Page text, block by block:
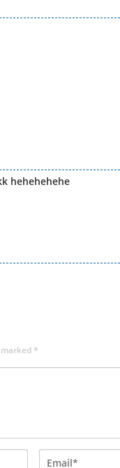
hehehehehe
*